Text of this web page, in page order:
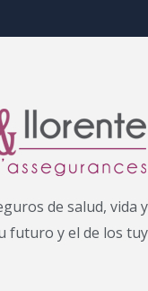
de salud, vida
futuro y el de los